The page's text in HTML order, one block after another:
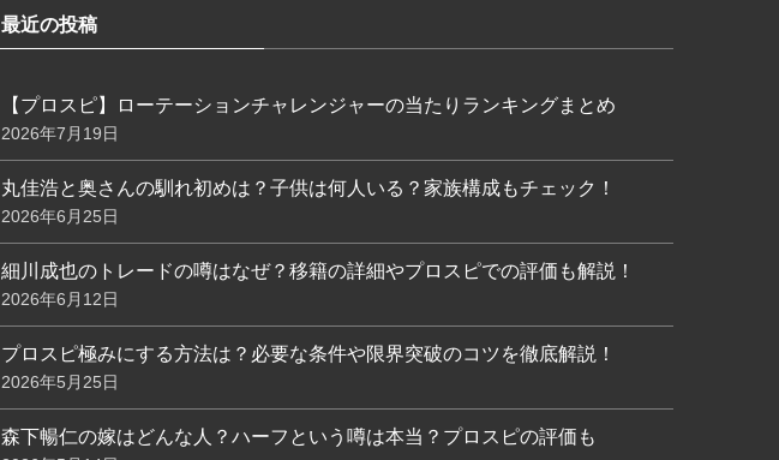
最近の投稿
【プロスピ】ローテーションチャレンジャーの当たりランキングまとめ
2026年7月19日
丸佳浩と奥さんの馴れ初めは？子供は何人いる？家族構成もチェック！
2026年6月25日
細川成也のトレードの噂はなぜ？移籍の詳細やプロスピでの評価も解説！
2026年6月12日
プロスピ極みにする方法は？必要な条件や限界突破のコツを徹底解説！
2026年5月25日
森下暢仁の嫁はどんな人？ハーフという噂は本当？プロスピの評価も